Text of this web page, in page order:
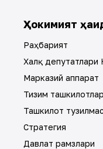
Ҳокимият
Раҳбарият
Халқ депутатлари
Марказий аппарат
Тизим
Ташкилот
Стратегия
Давлат рамзлари